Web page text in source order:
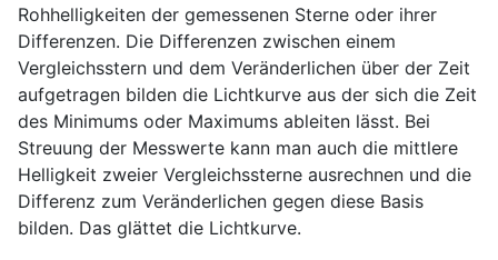
Rohhelligkeiten der gemessenen Sterne oder ihrer
Differenzen. Die Differenzen zwischen einem
Vergleichsstern und dem Veränderlichen über der Zeit
aufgetragen bilden die Lichtkurve aus der sich die Zeit
des Minimums oder Maximums ableiten lässt. Bei
Streuung der Messwerte kann man auch die mittlere
Helligkeit zweier Vergleichssterne ausrechnen und die
Differenz zum Veränderlichen gegen diese Basis
bilden. Das glättet die Lichtkurve.